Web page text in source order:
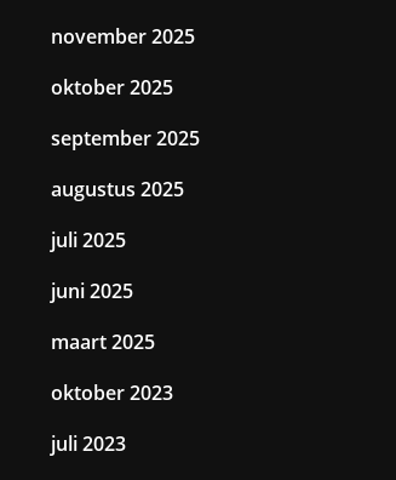
november 2025
oktober 2025
september 2025
augustus 2025
juli 2025
juni 2025
maart 2025
oktober 2023
juli 2023